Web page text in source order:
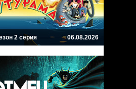
2 серия 06.08.2026